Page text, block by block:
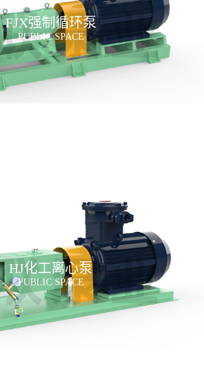
FJX强制循环泵
PUBLIC SPACE
HJ化工离心泵
PUBLIC SPACE